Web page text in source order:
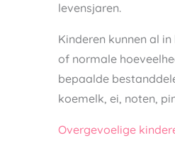
levensjaren.
Kinderen kunnen al
of normale
bepaalde
koemelk, ei, noten,
Overgevoelige